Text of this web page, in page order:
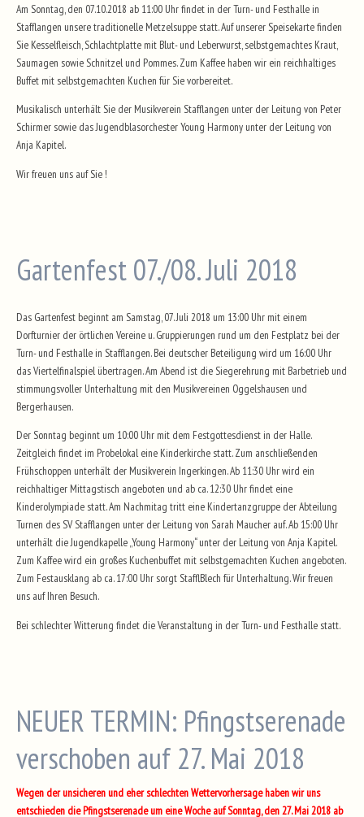
Am Sonntag, den 07.10.2018 ab 11:00 Uhr findet in der Turn- und Festhalle in
Stafflangen unsere traditionelle Metzelsuppe statt. Auf unserer Speisekarte finden
Sie Kesselfleisch, Schlachtplatte mit Blut- und Leberwurst, selbstgemachtes Kraut,
Saumagen sowie Schnitzel und Pommes. Zum Kaffee haben wir ein reichhaltiges
Buffet mit selbstgemachten Kuchen für Sie vorbereitet.
Musikalisch unterhält Sie der Musikverein Stafflangen unter der Leitung von Peter
Schirmer sowie das Jugendblasorchester Young Harmony unter der Leitung von
Anja Kapitel.
Wir freuen uns auf Sie !
Gartenfest 07./08. Juli 2018
Das Gartenfest beginnt am Samstag, 07. Juli 2018 um 13:00 Uhr mit einem
Dorfturnier der örtlichen Vereine u. Gruppierungen rund um den Festplatz bei der
Turn- und Festhalle in Stafflangen. Bei deutscher Beteiligung wird um 16:00 Uhr
das Viertelfinalspiel übertragen. Am Abend ist die Siegerehrung mit Barbetrieb und
stimmungsvoller Unterhaltung mit den Musikvereinen Oggelshausen und
Bergerhausen.
Der Sonntag beginnt um 10:00 Uhr mit dem Festgottesdienst in der Halle.
Zeitgleich findet im Probelokal eine Kinderkirche statt. Zum anschließenden
Frühschoppen unterhält der Musikverein Ingerkingen. Ab 11:30 Uhr wird ein
reichhaltiger Mittagstisch angeboten und ab ca. 12:30 Uhr findet eine
Kinderolympiade statt. Am Nachmitag tritt eine Kindertanzgruppe der Abteilung
Turnen des SV Stafflangen unter der Leitung von Sarah Maucher auf. Ab 15:00 Uhr
unterhält die Jugendkapelle „Young Harmony“ unter der Leitung von Anja Kapitel.
Zum Kaffee wird ein großes Kuchenbuffet mit selbstgemachten Kuchen angeboten.
Zum Festausklang ab ca. 17:00 Uhr sorgt StafflBlech für Unterhaltung. Wir freuen
uns auf Ihren Besuch.
Bei schlechter Witterung findet die Veranstaltung in der Turn- und Festhalle statt.
NEUER TERMIN: Pfingstserenade
verschoben auf 27. Mai 2018
Wegen der unsicheren und eher schlechten Wettervorhersage haben wir uns
entschieden die Pfingstserenade um eine Woche auf Sonntag, den 27. Mai 2018 ab